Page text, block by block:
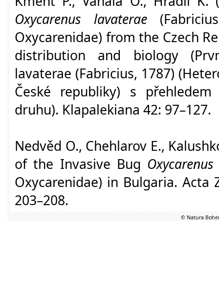
Oxycarenus lavaterae
Oxycarenidae) from the Czech
distribution and biology
lavaterae (Fabricius, 1787)
České republiky) s
druhu). Klapalekiana 42: 97–127.
Nedvěd O., Chehlarov E.,
of the Invasive Bug
Oxycarenidae) in Bulgaria. Acta
203–208.
© Natura